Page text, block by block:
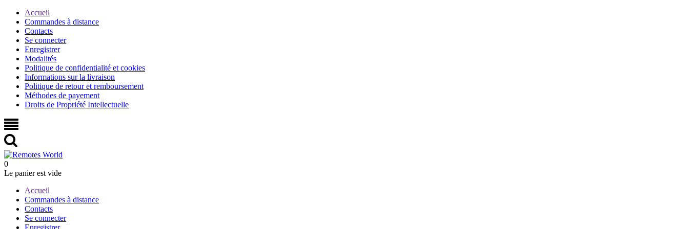
Accueil
Commandes à distance
Contacts
Se connecter
Enregistrer
Modalités
Politique de confidentialité et cookies
Informations sur la livraison
Politique de retour et remboursement
Méthodes de payement
Droits de Propriété Intellectuelle
0
Le panier est vide
Accueil
Commandes à distance
Contacts
Se connecter
Enregistrer